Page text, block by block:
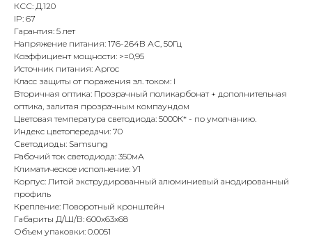
КСС: Д.120
IP: 67
Гарантия: 5 лет
Напряжение питания: 176-264В АС, 50Гц
Коэффициент мощности: >=0,95
Источник питания: Аргос
Класс защиты от поражения эл. током: I
Вторичная оптика: Прозрачный поликарбонат + дополнительная
оптика, залитая прозрачным компаундом
Цветовая температура светодиода: 5000К* - по умолчанию.
Индекс цветопередачи: 70
Светодиоды: Samsung
Рабочий ток светодиода: 350мА
Климатическое исполнение: У1
Корпус: Литой экструдированный алюминиевый анодированный
профиль
Крепление: Поворотный кронштейн
Габариты Д/Ш/В: 600х63х68
Объем упаковки: 0.0051